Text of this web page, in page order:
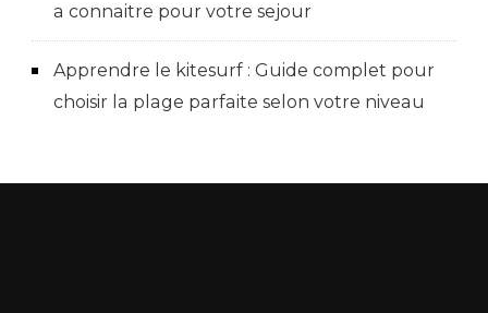
a connaitre pour votre sejour
Apprendre le kitesurf : Guide complet pour
choisir la plage parfaite selon votre niveau